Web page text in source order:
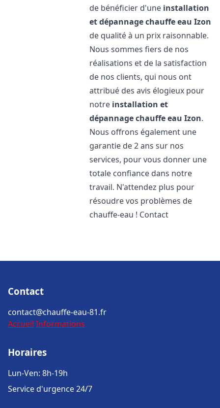
de bénéficier d'une installation
et dépannage chauffe eau Izon
de qualité à un prix raisonnable.
Nous sommes fiers de nos
réalisations et de la satisfaction
de nos clients, qui nous ont
attribué des avis élogieux pour
notre installation et
dépannage chauffe eau Izon.
Nous offrons également une
garantie de 2 ans sur nos
services, pour vous donner une
totale confiance dans notre
travail. N'attendez plus pour
résoudre vos problèmes de
chauffe-eau ! Contact
Contact
contact@chauffe-eau-81.fr
Accueil Informations
Horaires
Lun-Ven: 8h-19h
Service d'urgence 24/7